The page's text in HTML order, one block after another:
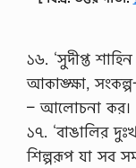
১৬. ‘সুদীপ্ত
আকাঙ্ক্ষা,
– আলোচনা কর।
১৭. ‘বাঙালির
শিল্পরূপ যা সব